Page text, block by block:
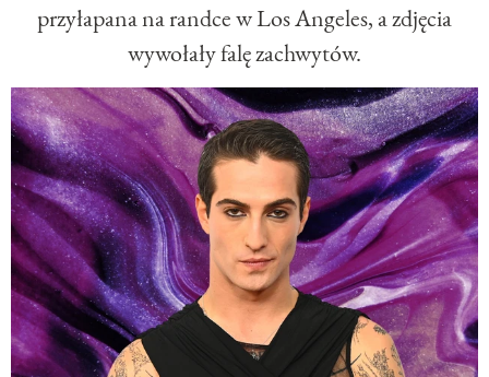
przyłapana na randce w Los Angeles, a zdjęcia
wywołały falę zachwytów.